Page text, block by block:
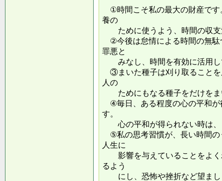
①時間こそ私の最大の財産です
養の
ために使うよう、時間の収支
②今後は怠情による時間の無駄
罪悪と
みなし、時間を有効に活用し
③まいた種子は刈り取ることを
人の
ためにもなる種子をだけをま
④毎日、ある程度の心の平和が
す。
心の平和が得られない時は、
⑤私の思考習慣が、長い時間の
人生に
影響を与えていることをよく
るよう
にし、恐怖や挫折など望まし